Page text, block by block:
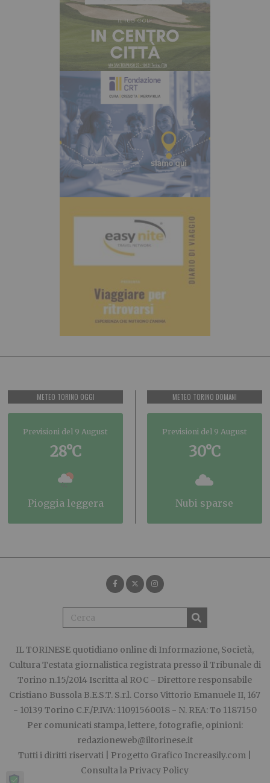
METEO TORINO OGGI
Previsioni del 9 August
28°C
pioggia leggera
METEO TORINO DOMANI
Previsioni del 9 August
30°C
nubi sparse
IL TORINESE quotidiano online di Informazione, Società,
Cultura Testata giornalistica registrata presso il Tribunale di
Torino n.15/2014 Iscritta al ROC - Direttore responsabile
Cristiano Bussola B.E.S.T. S.r.l. Corso Vittorio Emanuele II, 167
- 10139 Torino C.F./P.IVA: 11091560018 - N. REA: To 1187150
Per comunicati stampa, lettere, fotografie, opinioni:
redazioneweb@iltorinese.it
Tutti i diritti riservati | Progetto Grafico Increasily.com
Consulta la Privacy Policy